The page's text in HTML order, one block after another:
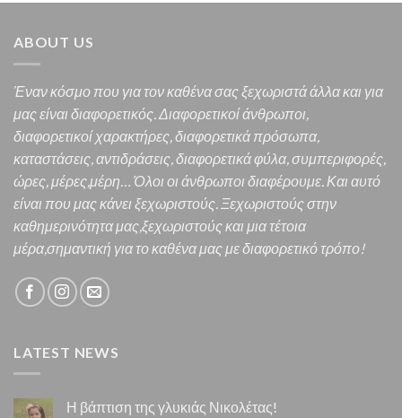
ABOUT US
Έναν κόσμο που για τον καθένα σας ξεχωριστά άλλα και για
μας είναι διαφορετικός. Διαφορετικοί άνθρωποι,
διαφορετικοί χαρακτήρες, διαφορετικά πρόσωπα,
καταστάσεις, αντιδράσεις, διαφορετικά φύλα, συμπεριφορές,
ώρες, μέρες,μέρη… Όλοι οι άνθρωποι διαφέρουμε. Και αυτό
είναι που μας κάνει ξεχωριστούς. Ξεχωριστούς στην
καθημερινότητα μας,ξεχωριστούς και μια τέτοια
μέρα,σημαντική για το καθένα μαςμε διαφορετικό τρόπο!
LATEST NEWS
Η βάπτιση της γλυκιάς Νικολέτας!